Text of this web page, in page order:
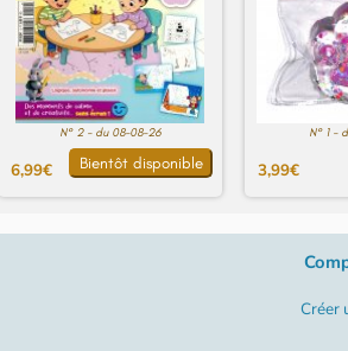
N° 2 - du 08-08-26
6,99€ Bientôt disponible
N° 1 -
3,99€
Créer